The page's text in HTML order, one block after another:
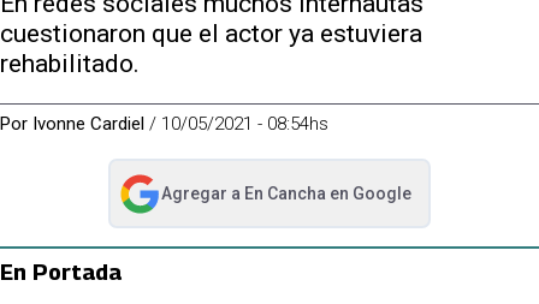
cuestionaron que el actor ya estuviera
rehabilitado.
Por Ivonne Cardiel / 10/05/2021 - 08:54hs
Agregar a En Cancha en Google
abre en nueva pestaña
En Portada